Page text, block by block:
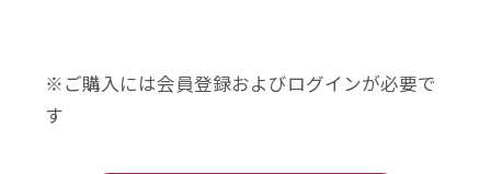
※ご購入には会員登録およびログインが必要で
す